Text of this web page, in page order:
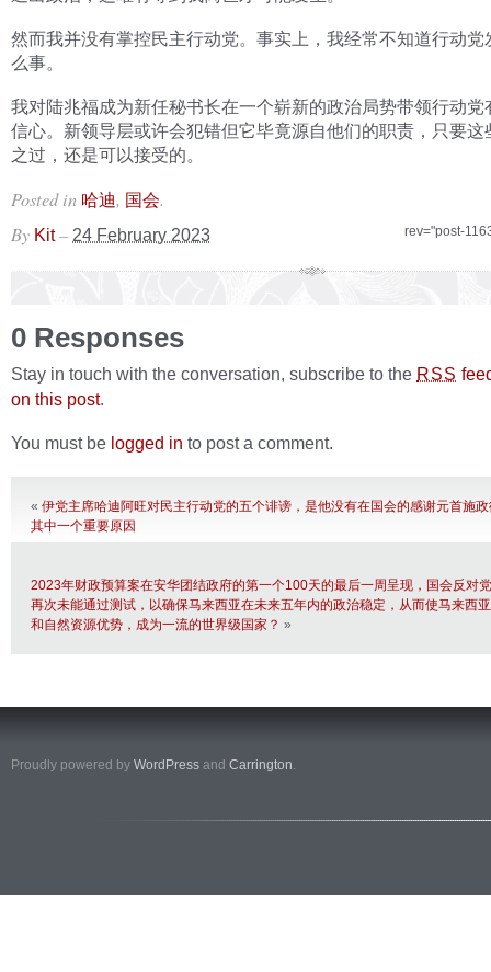
然而我并没有掌控民主行动党。事实上，我经常不知道行动党
么事。
我对陆兆福成为新任秘书长在一个崭新的政治局势带领行动党
信心。新领导层或许会犯错但它毕竟源自他们的职责，只要这
之过，还是可以接受的。
Posted in 哈迪, 国会.
rev="post-
By Kit – 24 February 2023
0 Responses
Stay in touch with the conversation, subscribe to the RSS
on this post.
You must be logged in to post a comment.
« 伊党主席哈迪阿旺对民主行动党的五个诽谤，是他没有在国会的感谢元首施
其中一个重要原因
2023年财政预算案在安华团结政府的第一个100天的最后一周呈现，国会反对
再次未能通过测试，以确保马来西亚在未来五年内的政治稳定，从而使马来西
和自然资源优势，成为一流的世界级国家？ »
Proudly powered by WordPress and Carrington.